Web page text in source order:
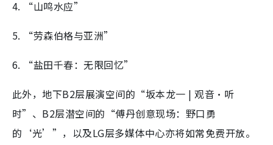
4. “山鸣水应”
5. “劳森伯格与亚洲”
6. “盐田千春：无限回忆”
此外，地下B2层展演空间的“坂本龙一 | 观音・听
时”、B2层潜空间的“傅丹创意现场：野口勇
的‘光’”，以及LG层多媒体中心亦将如常免费开放。